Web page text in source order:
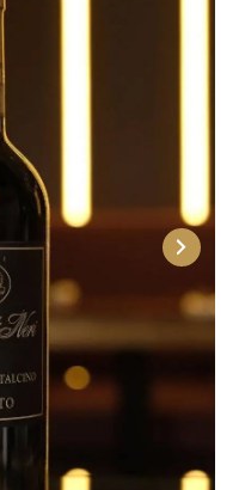
на первом месте
данным OIV
в 2020 году страна
вина
время
больше, чем
хозяйства перешли
земледелие и
французские и
начали
способа брожения,
с
итальянского
остается